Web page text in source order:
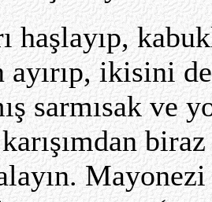
haşlayıp,
ayırıp, ikisini
sarmısak ve
Mayonezi